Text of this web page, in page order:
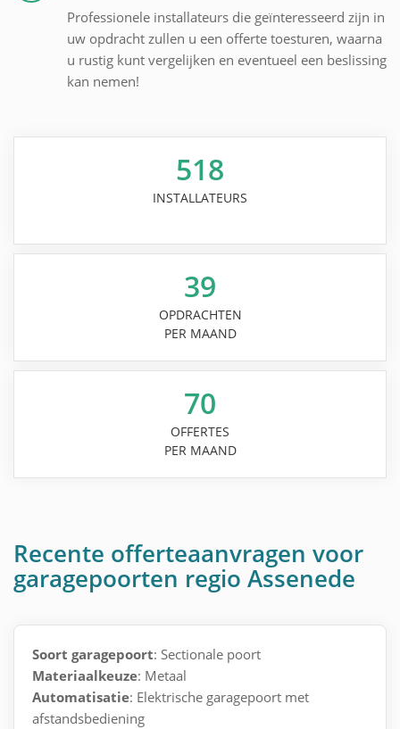
Professionele installateurs die geïnteresseerd zijn in
uw opdracht zullen u een offerte toesturen, waarna
u rustig kunt vergelijken en eventueel een beslissing
kan nemen!
518
INSTALLATEURS
39
OPDRACHTEN
PER MAAND
70
OFFERTES
PER MAAND
Recente offerteaanvragen voor
garagepoorten regio Assenede
Soort garagepoort: Sectionale poort
Materiaalkeuze: Metaal
Automatisatie: Elektrische garagepoort met
afstandsbediening